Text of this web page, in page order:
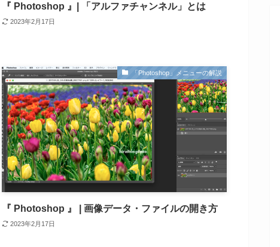
『 Photoshop 』| 「アルファチャンネル」とは
2023年2月17日
「Photoshop」メニューの解説
『 Photoshop 』 | 画像データ・ファイルの開き方
2023年2月17日